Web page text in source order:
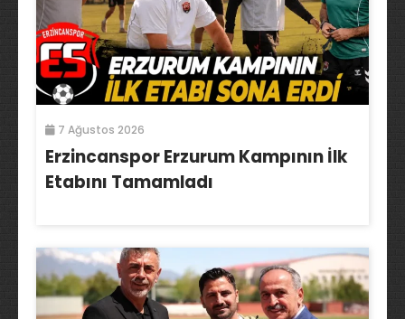
7 Ağustos 2026
Erzincanspor Erzurum Kampının İlk
Etabını Tamamladı